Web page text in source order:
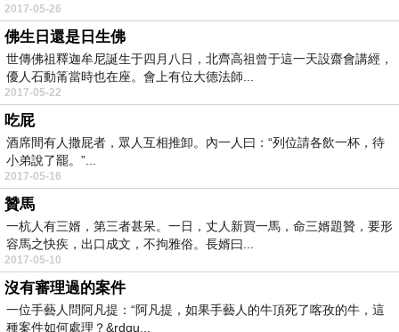
2017-05-26
佛生日還是日生佛
世傳佛祖釋迦牟尼誕生于四月八日，北齊高祖曾于這一天設齋會講經，
優人石動筩當時也在座。會上有位大德法師...
2017-05-22
吃屁
酒席間有人撒屁者，眾人互相推卸。內一人曰：“列位請各飲一杯，待
小弟說了罷。”...
2017-05-16
贊馬
一杭人有三婿，第三者甚呆。一日，丈人新買一馬，命三婿題贊，要形
容馬之快疾，出口成文，不拘雅俗。長婿曰...
2017-05-10
沒有審理過的案件
一位手藝人問阿凡提：“阿凡提，如果手藝人的牛頂死了喀孜的牛，這
種案件如何處理？&rdqu...